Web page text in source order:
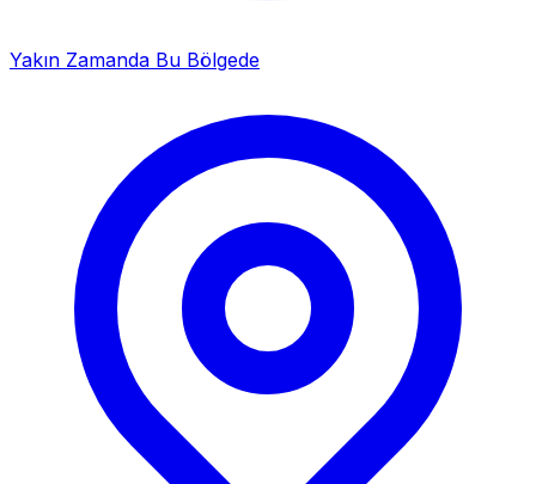
Yakın Zamanda Bu Bölgede